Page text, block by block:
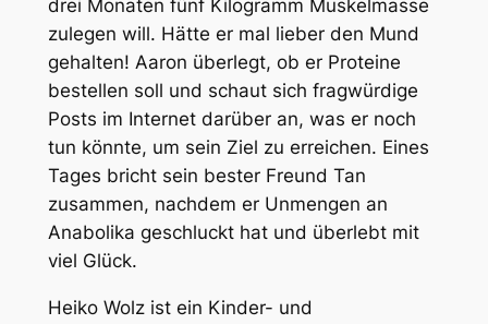
drei Monaten fünf Kilogramm Muskelmasse
zulegen will. Hätte er mal lieber den Mund
gehalten! Aaron überlegt, ob er Proteine
bestellen soll und schaut sich fragwürdige
Posts im Internet darüber an, was er noch
tun könnte, um sein Ziel zu erreichen. Eines
Tages bricht sein bester Freund Tan
zusammen, nachdem er Unmengen an
Anabolika geschluckt hat und überlebt mit
viel Glück.
Heiko Wolz ist ein Kinder- und